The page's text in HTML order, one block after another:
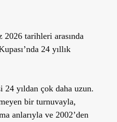
2026 tarihleri arasında
24 yıllık
24 yıldan çok daha uzun.
bir turnuvayla,
anlarıyla ve 2002’den